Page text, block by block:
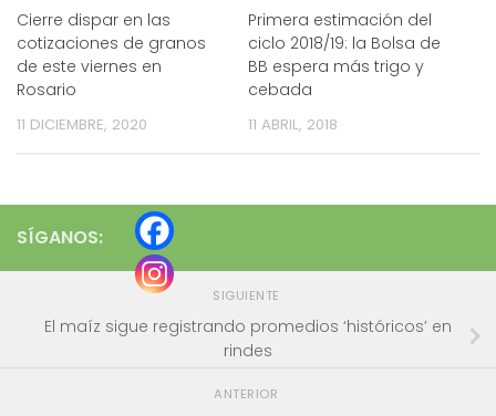
Cierre dispar en las
cotizaciones de granos
de este viernes en
Rosario
11 DICIEMBRE, 2020
Primera estimación del
ciclo 2018/19: la Bolsa de
BB espera más trigo y
cebada
11 ABRIL, 2018
SÍGANOS:
SIGUIENTE
El maíz sigue registrando promedios ‘históricos’ en
rindes
ANTERIOR